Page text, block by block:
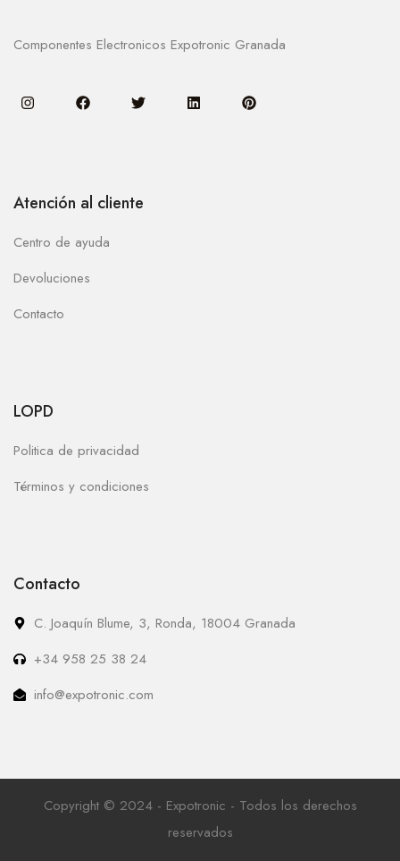
Componentes Electronicos Expotronic Granada
Atención al cliente
Centro de ayuda
Devoluciones
Contacto
LOPD
Politica de privacidad
Términos y condiciones
Contacto
C. Joaquín Blume, 3, Ronda, 18004 Granada
+34 958 25 38 24
info@expotronic.com
Copyright © 2024 - Expotronic - Todos los derechos
reservados